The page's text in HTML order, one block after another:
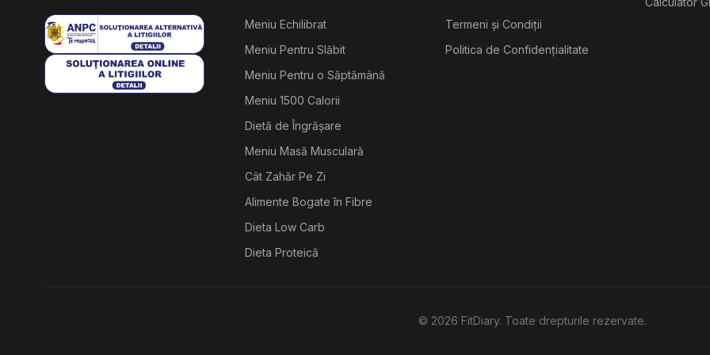
Meniu Echilibrat
Meniu Pentru Slăbit
Meniu Pentru o Săptămână
Meniu 1500 Calorii
Dietă de Îngrășare
Meniu Masă Musculară
Cât Zahăr Pe Zi
Alimente Bogate în Fibre
Dieta Low Carb
Dieta Proteică
Termeni și Condiții
Politica de Confidențialitate
© 2026 FitDiary. Toate drepturile rezervate.